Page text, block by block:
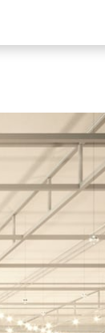
Wrocławia